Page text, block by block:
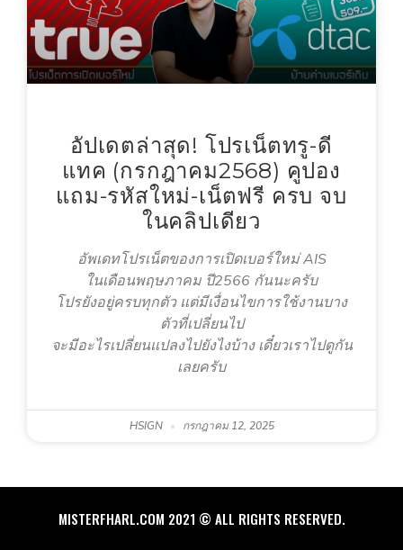
อัปเดตล่าสุด! โปรเน็ตทรู-ดี
แทค (กรกฎาคม2568) คูปอง
แถม-รหัสใหม่-เน็ตฟรี ครบ จบ
ในคลิปเดียว
อัพเดทโปรเน็ตของการเปิดเบอร์ใหม่ AIS
ในเดือนพฤษภาคม ปี2566 กันนะครับ
โปรยังอยู่ครบทุกตัว แต่มีเงื่อนไขการใช้งานบาง
ตัวที่เปลี่ยนไป
จะมีอะไรเปลี่ยนแปลงไปยังไงบ้าง เดี๋ยวเราไปดูกัน
เลยครับ
HSIGN กรกฎาคม 12, 2025
MISTERFHARL.COM 2021 © ALL RIGHTS RESERVED.